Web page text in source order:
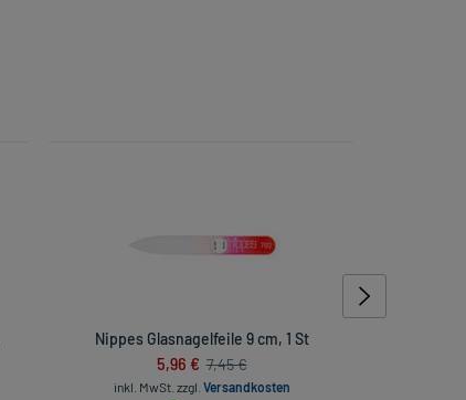
Nippes Glasnagelfeile 9 cm, 1 St
5,96 € 7,45 €
inkl. MwSt. zzgl. Versandkosten